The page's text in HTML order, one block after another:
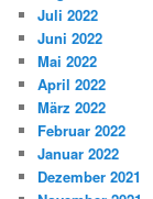
Juli 2022
Juni 2022
Mai 2022
April 2022
März 2022
Februar 2022
Januar 2022
Dezember 2021